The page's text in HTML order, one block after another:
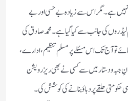
نہیں ہے۔ مگر اس سے زیادہ بے حسی اور بے
لیڈروں کی جانب سے کیا گیا ہے۔محمد صادق کی
تو آج تک اس مسئلے پر مسلم تنظیم، ادارے،
جبہ و دستا رمیں سے کسی نے بھی ریزرویشن
ہی حکومتی حلقے پر دباؤ بنانے کی کوشش کی۔